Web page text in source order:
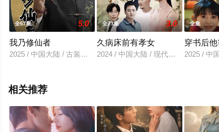
全67集 5.0
我乃修仙者
2025 / 中国大陆 / 古装仙侠
全73集 3.0
久病床前有孝女
2024 / 中国大陆 / 现代都市
全集
穿书后
2025 / 中
相关推荐